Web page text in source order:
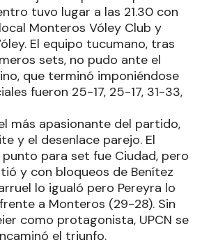
tuvo lugar a las 21.30 con
Monteros Vóley Club y
El equipo tucumano, tras
sets, no pudo ante el
que terminó imponiéndose
fueron 25-17, 25-17, 31-33,
más apasionante del partido,
y el desenlace parejo. El
para set fue Ciudad, pero
y con bloqueos de Benítez
lo igualó pero Pereyra lo
a Monteros (29-28). Sin
como protagonista, UPCN se
el triunfo.